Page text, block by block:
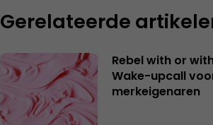
Gerelateerde
Rebel with or
Wake-upcall
merkeigenaren